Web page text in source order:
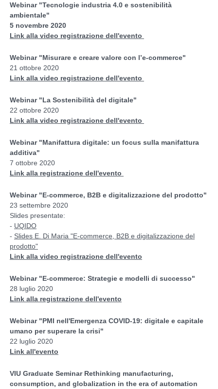
Webinar "Tecnologie industria 4.0 e sostenibilità
ambientale"
5 novembre 2020
Link alla video registrazione dell'evento
Webinar "Misurare e creare valore con l’e-commerce"
21 ottobre 2020
Link alla video registrazione dell'evento
Webinar "La Sostenibilità del digitale"
22 ottobre 2020
Link alla video registrazione dell'evento
Webinar "Manifattura digitale: un focus sulla manifattura
additiva"
7 ottobre 2020
Link alla registrazione dell'evento
Webinar "E-commerce, B2B e digitalizzazione del prodotto"
23 settembre 2020
Slides presentate:
- UQIDO
- Slides E. Di Maria "E-commerce, B2B e digitalizzazione del
prodotto"
Link alla video registrazione dell'evento
Webinar "E-commerce: Strategie e modelli di successo"
28 luglio 2020
Link alla registrazione dell'evento
Webinar "PMI nell'Emergenza COVID-19: digitale e capitale
umano per superare la crisi"
22 luglio 2020
Link all'evento
VIU Graduate Seminar Rethinking manufacturing,
consumption, and globalization in the era of automation